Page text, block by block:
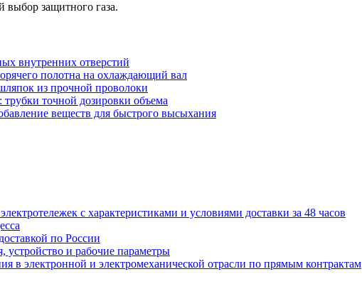
выбор защитного газа.
внутренних отверстий
полотна на охлаждающий вал
из прочной проволоки
точной дозировки объема
веществ для быстрого высыхания
с характеристиками и условиями доставки за 48 часов
по России
и рабочие параметры
в электронной и электромеханической отрасли по прямым контрактам